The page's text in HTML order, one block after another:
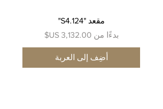
مقعد "S4.124"
بدءًا من
سعر البيع
أضِف إلى العربة